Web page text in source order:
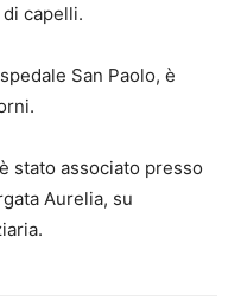
capelli.
San Paolo, è
stato associato presso
Aurelia, su